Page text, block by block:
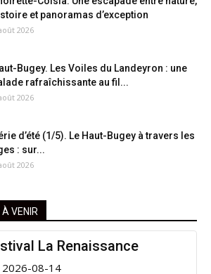
et panoramas d’exception
2026
Bugey. Les Voiles du Landeyron : une
rafraîchissante au fil...
2026
d’été (1/5). Le Haut-Bugey à travers les
: sur...
2026
VENIR
La Renaissance
2026-08-14